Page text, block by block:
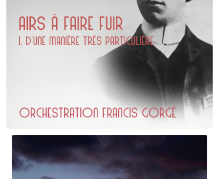
Erik Satie
D'une manière particulière